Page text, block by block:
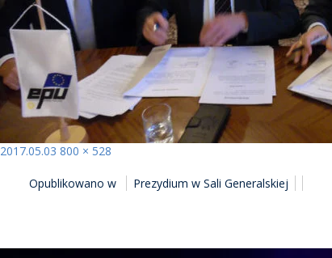
Opublikowano
2017.05.03 Pełny
800 × 528
WPISUOpublikowano w Prezydium w Sali Generalskiej